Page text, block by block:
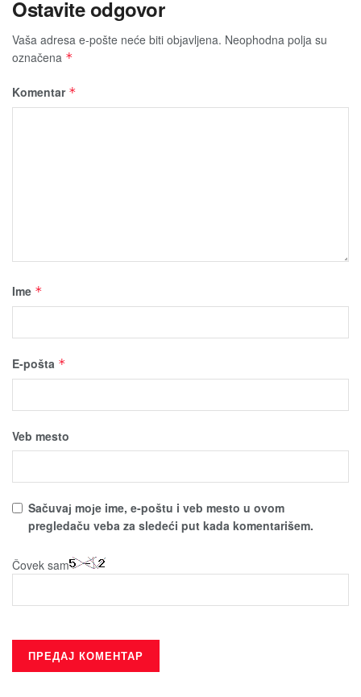
Ostavite odgovor
Vaša adresa e-pošte neće biti obјavljena. Neophodna polja su
označena *
Komentar *
Ime *
E-pošta *
Veb mesto
Sačuvaј moјe ime, e-poštu i veb mesto u ovom
pregledaču veba za sledeći put kada komentarišem.
Čovek sam